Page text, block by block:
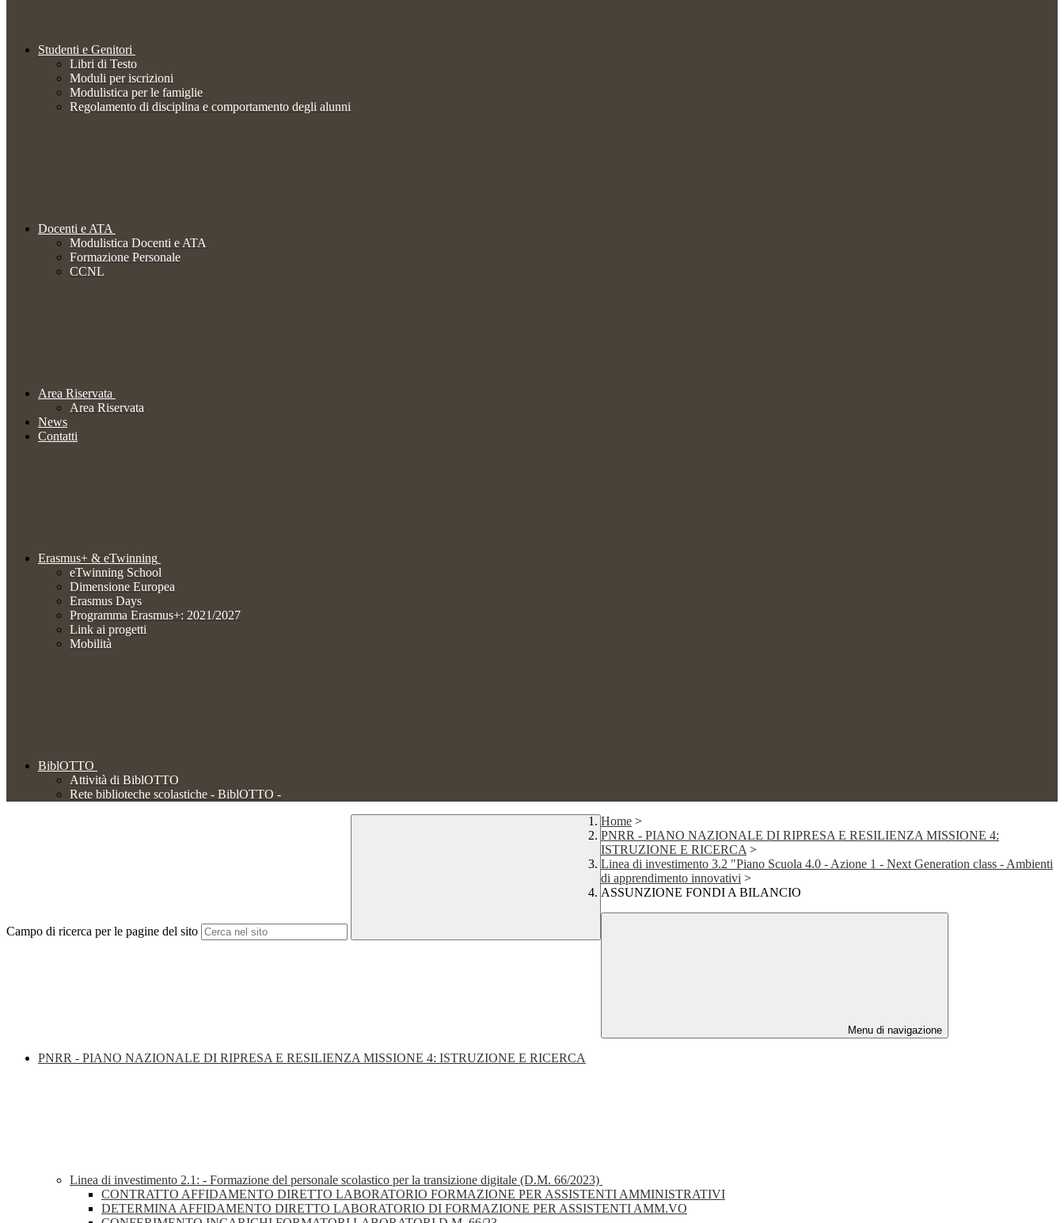
Studenti e Genitori
Libri di Testo
Moduli per iscrizioni
Modulistica per le famiglie
Regolamento di disciplina e comportamento degli alunni
Docenti e ATA
Modulistica Docenti e ATA
Formazione Personale
CCNL
Area Riservata
Area Riservata
News
Contatti
Erasmus+ & eTwinning
eTwinning School
Dimensione Europea
Erasmus Days
Programma Erasmus+: 2021/2027
Link ai progetti
Mobilità
BiblOTTO
Attività di BiblOTTO
Rete biblioteche scolastiche - BiblOTTO -
Campo di ricerca per le pagine del sito
Home >
PNRR - PIANO NAZIONALE DI RIPRESA E RESILIENZA MISSIONE 4:
ISTRUZIONE E RICERCA >
Linea di investimento 3.2 "Piano Scuola 4.0 - Azione 1 - Next Generation class - Ambienti
di apprendimento innovativi >
ASSUNZIONE FONDI A BILANCIO
Menu di navigazione
PNRR - PIANO NAZIONALE DI RIPRESA E RESILIENZA MISSIONE 4: ISTRUZIONE E RICERCA
Linea di investimento 2.1: - Formazione del personale scolastico per la transizione digitale (D.M. 66/2023)
CONTRATTO AFFIDAMENTO DIRETTO LABORATORIO FORMAZIONE PER ASSISTENTI AMMINISTRATIVI
DETERMINA AFFIDAMENTO DIRETTO LABORATORIO DI FORMAZIONE PER ASSISTENTI AMM.VO